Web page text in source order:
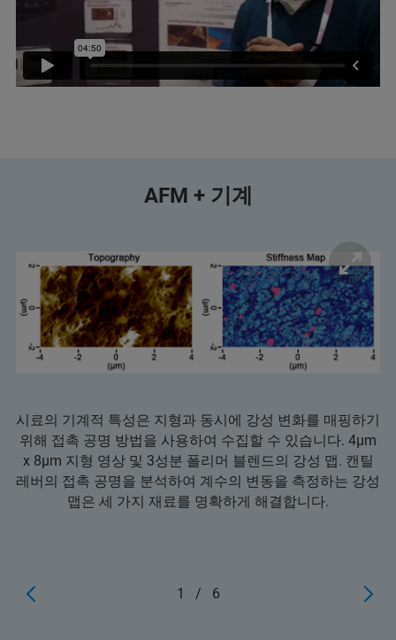
AFM + 기계
시료의 기계적 특성은 지형과 동시에 강성 변화를 매핑하기
위해 접촉 공명 방법을 사용하여 수집할 수 있습니다. 4μm
x 8μm 지형 영상 및 3성분 폴리머 블렌드의 강성 맵. 캔틸
레버의 접촉 공명을 분석하여 계수의 변동을 측정하는 강성
맵은 세 가지 재료를 명확하게 해결합니다.
1 / 6